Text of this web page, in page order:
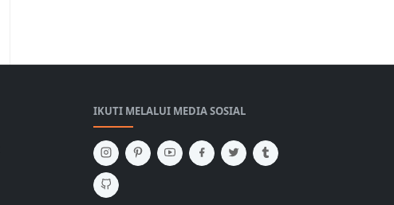
IKUTI MELALUI MEDIA SOSIAL